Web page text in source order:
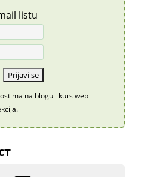
listu
na blogu i kurs web